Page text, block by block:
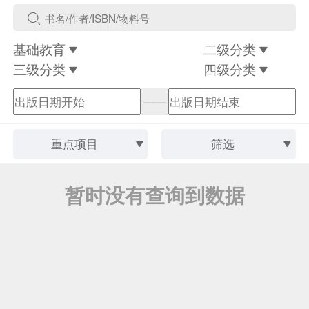
基础教育
二级分类
三级分类
四级分类
——
重点项目 筛选
暂时没有查询到数据